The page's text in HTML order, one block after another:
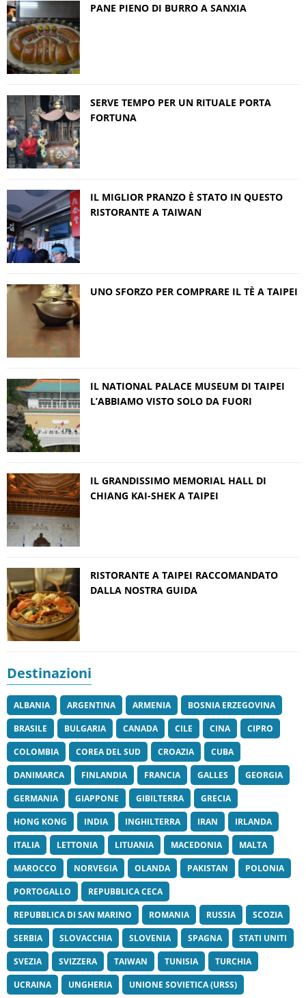
PANE PIENO DI BURRO A SANXIA
SERVE TEMPO PER UN RITUALE PORTA
FORTUNA
IL MIGLIOR PRANZO È STATO IN QUESTO
RISTORANTE A TAIWAN
UNO SFORZO PER COMPRARE IL TÈ A TAIPEI
IL NATIONAL PALACE MUSEUM DI TAIPEI
L’ABBIAMO VISTO SOLO DA FUORI
IL GRANDISSIMO MEMORIAL HALL DI
CHIANG KAI-SHEK A TAIPEI
RISTORANTE A TAIPEI RACCOMANDATO
DALLA NOSTRA GUIDA
Destinazioni
ALBANIA ARGENTINA ARMENIA
BOSNIA ERZEGOVINA
BRASILE
BULGARIA CANADA CILE CINA
CIPRO
COLOMBIA
COREA DEL SUD CROAZIA
CUBA
DANIMARCA
FINLANDIA FRANCIA GALLES
GEORGIA
GERMANIA
GIAPPONE GIBILTERRA
GRECIA
HONG KONG
INDIA INGHILTERRA IRAN
IRLANDA
ITALIA
LETTONIA LITUANIA MACEDONIA
MALTA
MAROCCO
NORVEGIA OLANDA PAKISTAN
POLONIA
PORTOGALLO
REPUBBLICA CECA
REPUBBLICA DI SAN MARINO
ROMANIA RUSSIA
SCOZIA
SERBIA
SLOVACCHIA SLOVENIA SPAGNA
STATI UNITI
SVEZIA
SVIZZERA TAIWAN TUNISIA
TURCHIA
UCRAINA
UNGHERIA UNIONE SOVIETICA (URSS)